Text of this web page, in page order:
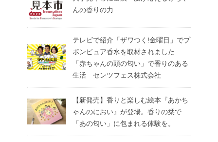
んの香りの力
テレビで紹介「ザワつく!金曜日」でプ
ポンピュア香水を取材されました
「赤ちゃんの頭の匂い」で香りのある
生活 センツフェス株式会社
【新発売】香りと楽しむ絵本『あかち
ゃんのにおい』が登場。香りの栞で
「あの匂い」に包まれる体験を。